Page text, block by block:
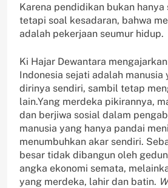
Karena pendidikan bukan hanya
tetapi soal kesadaran, bahwa
adalah pekerjaan seumur hidup.
Ki Hajar Dewantara
Indonesia sejati adalah manusia
dirinya sendiri, sambil tetap
lain.Yang merdeka pikirannya,
dan berjiwa sosial dalam
manusia yang hanya pandai
menumbuhkan akar sendiri.
besar tidak dibangun oleh
angka ekonomi semata,
yang merdeka, lahir dan batin.